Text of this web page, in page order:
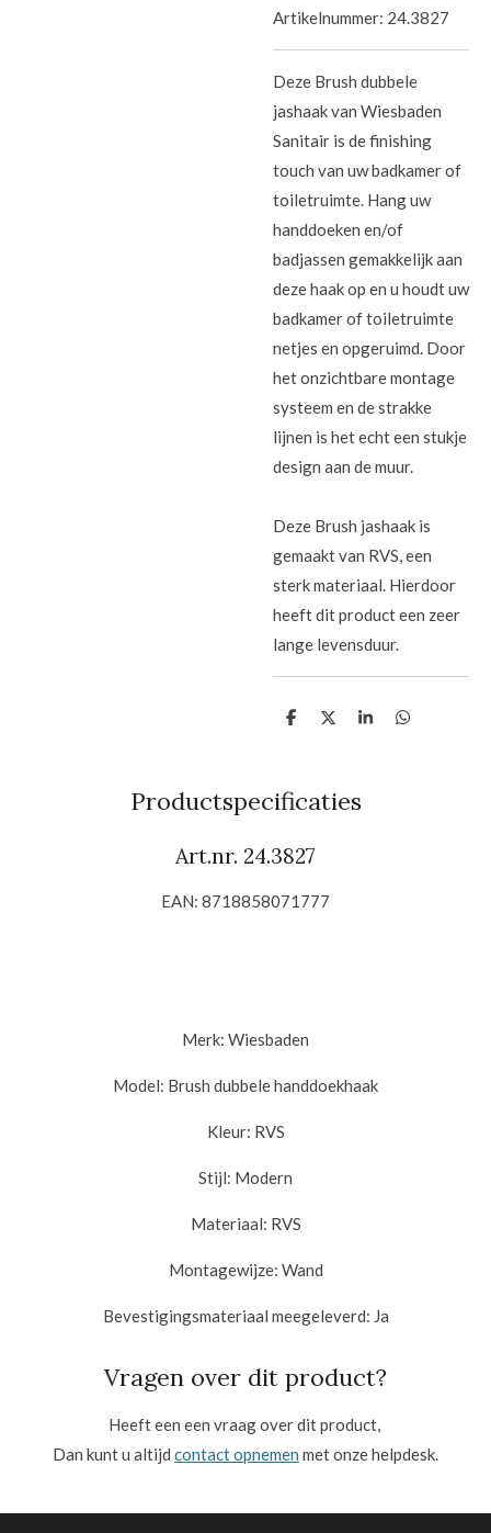
Artikelnummer: 24.3827
Deze Brush dubbele
jashaak van Wiesbaden
Sanitair is de finishing
touch van uw badkamer of
toiletruimte. Hang uw
handdoeken en/of
badjassen gemakkelijk aan
deze haak op en u houdt uw
badkamer of toiletruimte
netjes en opgeruimd. Door
het onzichtbare montage
systeem en de strakke
lijnen is het echt een stukje
design aan de muur.
Deze Brush jashaak is
gemaakt van RVS, een
sterk materiaal. Hierdoor
heeft dit product een zeer
lange levensduur.
D
n
D
S
D
Productspecificaties
Art.nr. 24.3827
EAN: 8718858071777
Merk: Wiesbaden
Model: Brush dubbele handdoekhaak
Kleur: RVS
Stijl: Modern
Materiaal: RVS
Montagewijze: Wand
Bevestigingsmateriaal meegeleverd: Ja
Vragen over dit product?
Heeft een een vraag over dit product,
Dan kunt u altijd contact opnemen met onze helpdesk.